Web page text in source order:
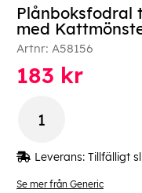
Se mer från Generic
Plånboksfodral
med
Artnr: A58156
183 kr
Leverans: Tillfälligt